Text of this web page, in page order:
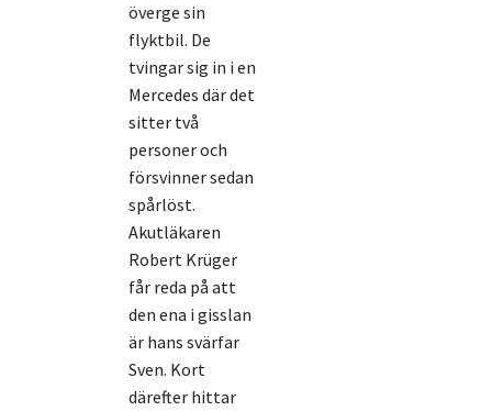
överge sin
flyktbil. De
tvingar sig in i en
Mercedes där det
sitter två
personer och
försvinner sedan
spårlöst.
Akutläkaren
Robert Krüger
får reda på att
den ena i gisslan
är hans svärfar
Sven. Kort
därefter hittar